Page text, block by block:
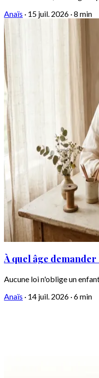
Anaïs · 15 juil. 2026 ·8 min
À quel âge
Aucune loi n'oblige un
Anaïs · 14 juil. 2026 ·6 min